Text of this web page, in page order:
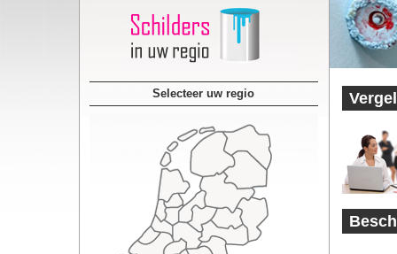
Selecteer uw regio